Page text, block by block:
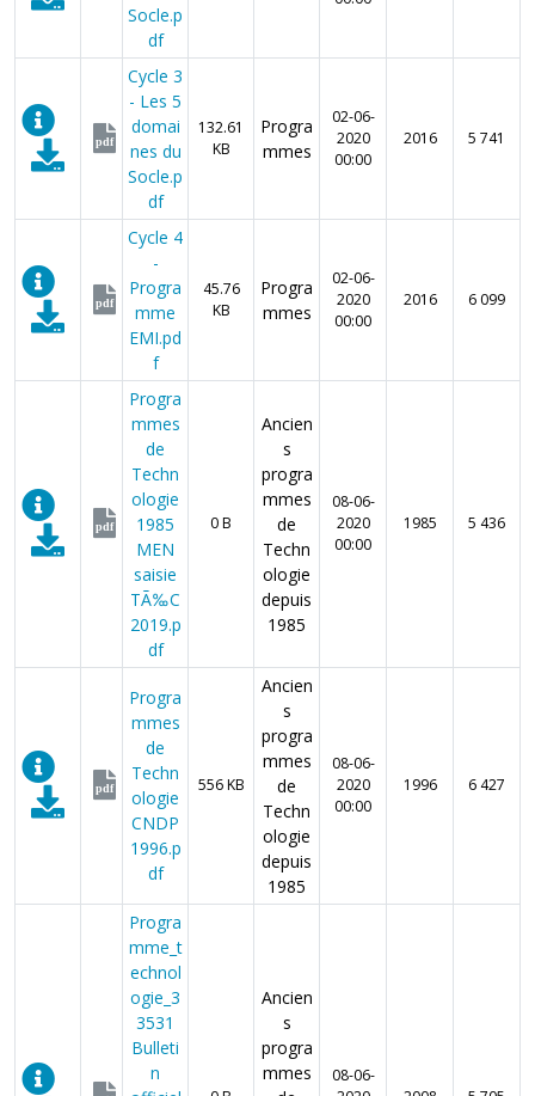
Socle.p
df
pdf
Cycle 3
- Les 5
domai
nes du
Socle.p
df
132.61
KB
Progra
mmes
02-06-
2020
00:00
2016 5 741
pdf
Cycle 4
-
Progra
mme
EMI.pd
f
45.76
KB
Progra
mmes
02-06-
2020
00:00
2016 6 099
pdf
Progra
mmes
de
Techn
ologie
1985
MEN
saisie
TÃ‰C
2019.p
df
0 B
Ancien
s
progra
mmes
de
Techn
ologie
depuis
1985
08-06-
2020
00:00
1985 5 436
pdf
Progra
mmes
de
Techn
ologie
CNDP
1996.p
df
556 KB
Ancien
s
progra
mmes
de
Techn
ologie
depuis
1985
08-06-
2020
00:00
1996 6 427
Progra
mme_t
echnol
ogie_3
3531
Bulleti
n
Ancien
s
progra
mmes
08-06-